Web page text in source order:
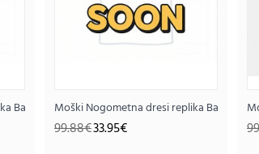
Barcelona Roony Bardghji #28 Tretji 2025-26
Moški Nogometna dresi replika
99.88€33.95€